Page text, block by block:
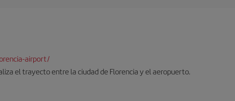
airport/
el trayecto entre la ciudad de Florencia y el aeropuerto.